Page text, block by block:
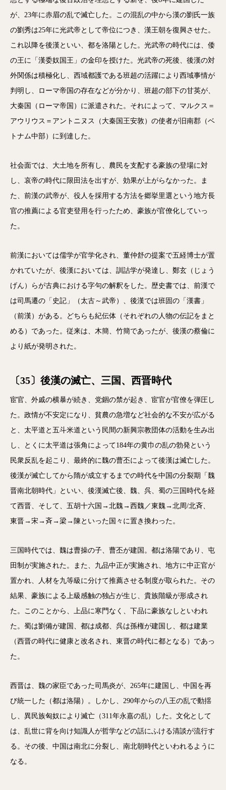
が、23年に赤眉の乱で滅亡した。この混乱の中から漢の劉氏一族
の劉秀は25年に光武帝として帝位につき、漢王朝を復興させた。
これ以降を後漢といい、都を洛陽とした。光武帝の時代には、倭
の王に「漢委奴国王」の金印を授けた。光武帝の死後、後漢の対
外関係は積極化し、西域都護である班超の活躍により西域事情が
判明し、ローマ帝国の存在などが分かり、班超の部下の甘英が、
大秦国（ローマ帝国）に派遣された。それによって、マルクス＝
アウリウス＝アントニヌス（大秦国王安敦）の使者が旧南郡（ベ
トナム中部）に到達した。
社会面では、大土地を所有し、農民を支配する豪族の登場に対
し、哀帝の時代に限田法を出すが、効果が上がらなかった。ま
た、前漢の武帝が、役人を採用する方法を郷挙里選という地方長
官の推薦による官吏登用を行ったため、豪族が官僚化していっ
た。
前漢においては儒学が官学化され、董仲舒の提案で五経博士が置
かれていたが、後漢においては、訓詁学が発達し、鄭玄（じょう
げん）らが古典における字句の解釈をした。歴史書では、前漢で
は司馬遷の「史記」（太古～武帝）、後漢では班固の「漢書」
（前漢）がある。どちらも紀伝体（それぞれの人物の伝記をまと
める）であった。従来は、木簡、竹簡であったが、後漢の蔡倫に
より紙が発明された。
〔35〕後漢の滅亡、三国、西晋時代
宦官、外戚の横暴が続き、党錮の禁が起き、宦官が官僚を弾圧し
た。政情が不安定になり、貧農の急増など社会的な不安が広がる
と、太平道と五斗米道という民間の新興宗教団体の活動を生み出
し、とくに太平道は張角によって184年の黄巾の乱の勃発という
民衆反乱を起こり、最終的に魏の曹丕によって後漢は滅亡した。
後漢が滅亡してから隋が成立するまでの時代を中国の分裂期「魏
晋南北朝時代」といい、後漢滅亡後、魏、呉、蜀の三国時代を経
て西晋、そして、五胡十六国→北魏→西魏／東魏→北周/北斉、
東晋→宋→斉→梁→陳といった国々に置き換わった。
三国時代では、魏は曹操の子、曹丕が建国。都は洛陽であり、屯
田制が実施された。また、九品中正が実施され、地方に中正官が
置かれ、人材を九等級に分けて推薦させる制度が取られた。その
結果、豪族による上級感触の独占が生じ、貴族階級が形成され
た。このことから、上品に寒門なく、下品に豪族なしといわれ
た。蜀は劉備が建国、都は成都、呉は孫権が建国し、都は建業
（西晋の時代に健康と改名され、東晋の時代に都となる）であっ
た。
西晋は、魏の家臣であった司馬炎が、265年に建国し、中国を再
び統一した（都は洛陽）。しかし、290年からの八王の乱で動揺
し、異民族匈奴により滅亡（311年永嘉の乱）した。文化として
は、乱世に背を向け知識人が哲学などの話にふける清談が流行す
る。その後、中国は南北に分裂し、南北朝時代といわれるように
なる。